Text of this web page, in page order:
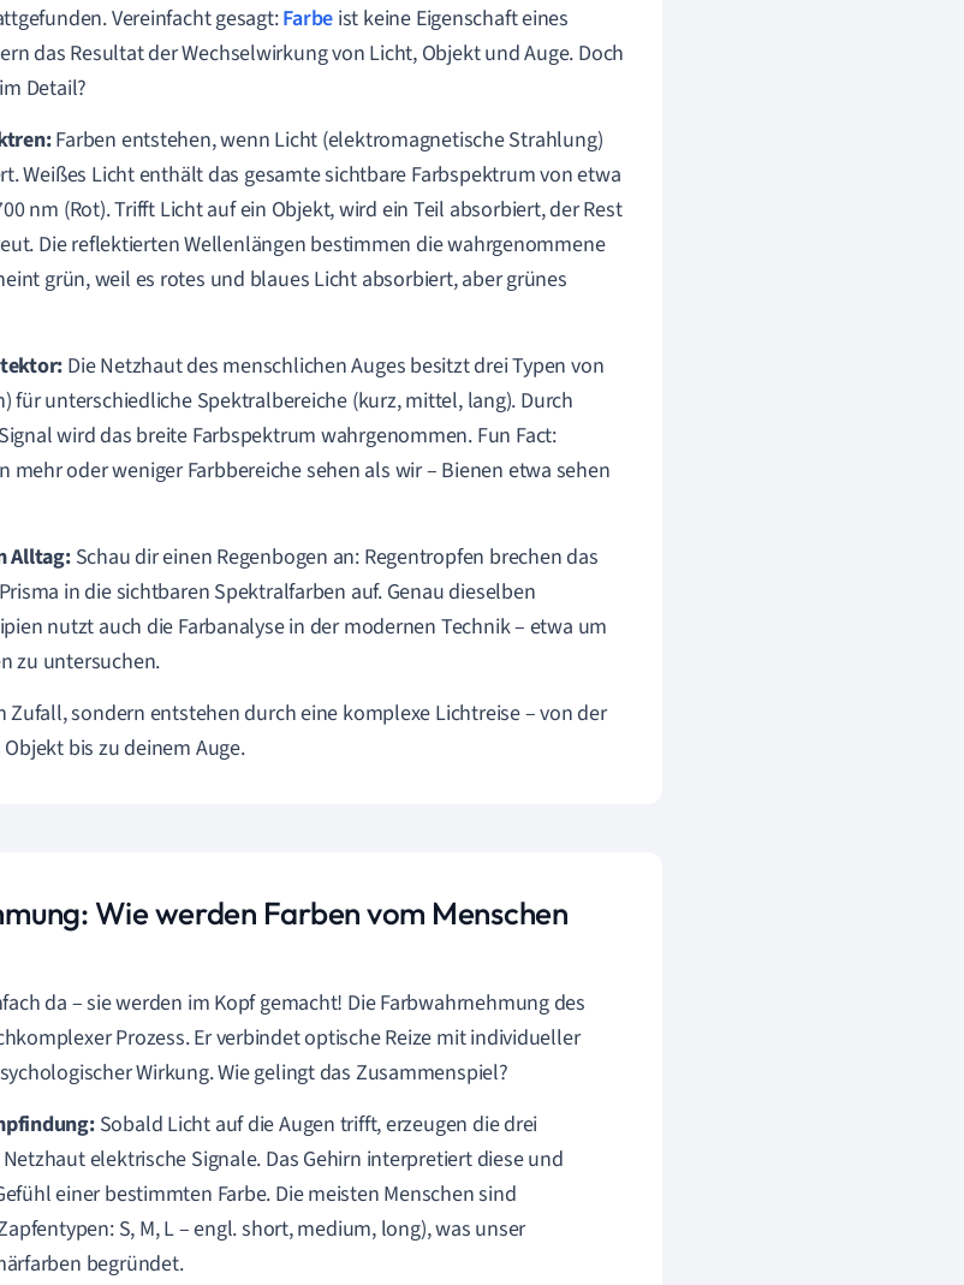
Vereinfacht gesagt:Farbe ist keine Eigenschaft eines
das Resultat der Wechselwirkung von Licht, Objekt und Auge. Doch
Detail?
Farben entstehen, wenn Licht (elektromagnetische Strahlung)
Weißes Licht enthält das gesamte sichtbare Farbspektrum von etwa
nm (Rot). Trifft Licht auf ein Objekt, wird ein Teil absorbiert, der Rest
Die reflektierten Wellenlängen bestimmen die wahrgenommene
grün, weil es rotes und blaues Licht absorbiert, aber grünes
Die Netzhaut des menschlichen Auges besitzt drei Typen von
für unterschiedliche Spektralbereiche (kurz, mittel, lang). Durch
wird das breite Farbspektrum wahrgenommen. Fun Fact:
mehr oder weniger Farbbereiche sehen als wir – Bienen etwa sehen
Alltag:Schau dir einen Regenbogen an: Regentropfen brechen das
in die sichtbaren Spektralfarben auf. Genau dieselben
nutzt auch die Farbanalyse in der modernen Technik – etwa um
zu untersuchen.
Zufall, sondern entstehen durch eine komplexe Lichtreise – von der
bis zu deinem Auge.
Wie werden Farben vom Menschen
da – sie werden im Kopf gemacht! Die Farbwahrnehmung des
Prozess. Er verbindet optische Reize mit individueller
Wirkung. Wie gelingt das Zusammenspiel?
Sobald Licht auf die Augen trifft, erzeugen die drei
elektrische Signale. Das Gehirn interpretiert diese und
einer bestimmten Farbe. Die meisten Menschen sind
S, M, L – engl. short, medium, long), was unser
begründet.